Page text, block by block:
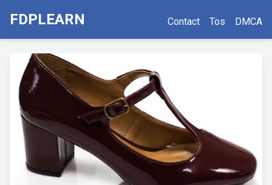
FDPLEARN Contact Tos DMCA